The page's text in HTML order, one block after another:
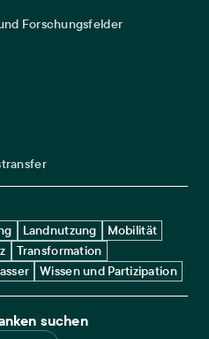
Forschungsfelder
Landnutzung
Mobilität
Transformation
Wissen und Partizipation
suchen